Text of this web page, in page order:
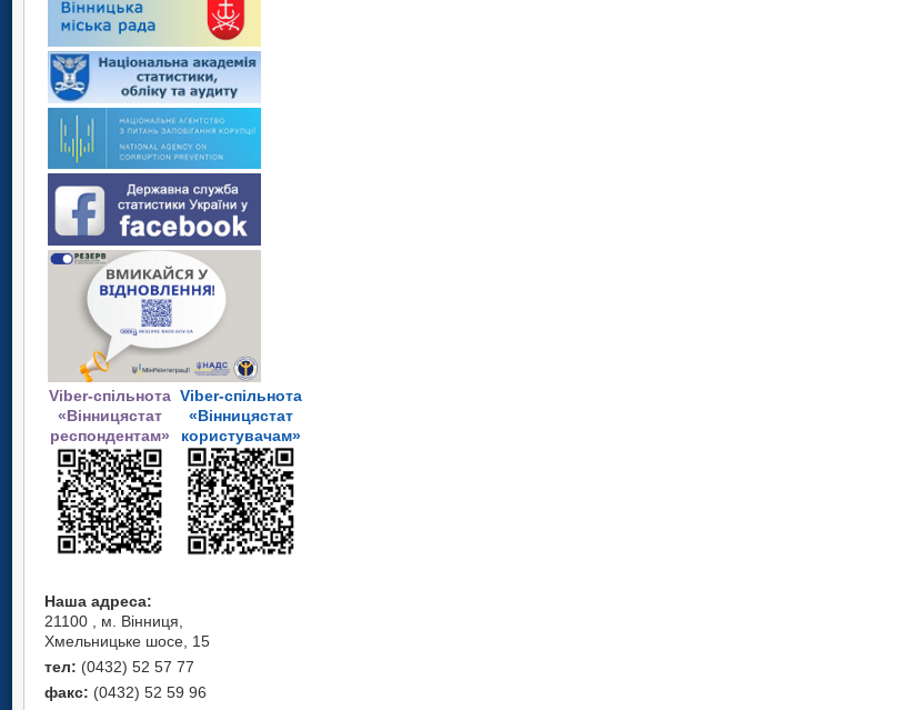
Viber-спільнота
«Вінницястат
респондентам»
Viber-спільнота
«Вінницястат
користувачам»
Наша адреса:
21100 , м. Вінниця,
Хмельницьке шосе, 15
тел: (0432) 52 57 77
факс: (0432) 52 59 96